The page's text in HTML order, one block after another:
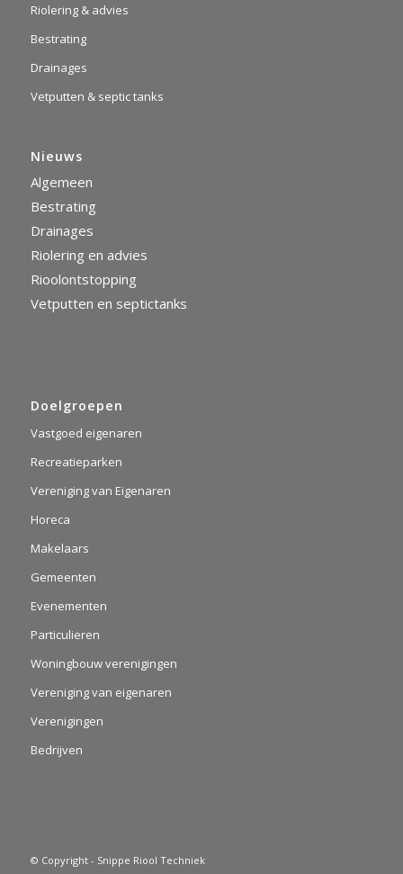
Riolering & advies
Bestrating
Drainages
Vetputten & septic tanks
Nieuws
Algemeen
Bestrating
Drainages
Riolering en advies
Rioolontstopping
Vetputten en septictanks
Doelgroepen
Vastgoed eigenaren
Recreatieparken
Vereniging van Eigenaren
Horeca
Makelaars
Gemeenten
Evenementen
Particulieren
Woningbouw verenigingen
Vereniging van eigenaren
Verenigingen
Bedrijven
© Copyright - Snippe Riool Techniek